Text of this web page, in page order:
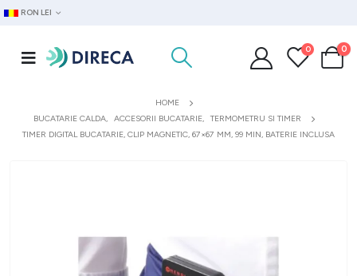
RON LEI
0 0
HOME
BUCATARIE CALDA, ACCESORII BUCATARIE,
TERMOMETRU SI TIMER
TIMER DIGITAL BUCATARIE, CLIP MAGNETIC, 67×67 MM, 99 MIN, BATERIE INCLUSA